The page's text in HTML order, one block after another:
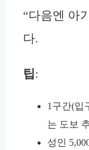
“다음엔 아
다.
팁:
1구간(입
는 도보
성인